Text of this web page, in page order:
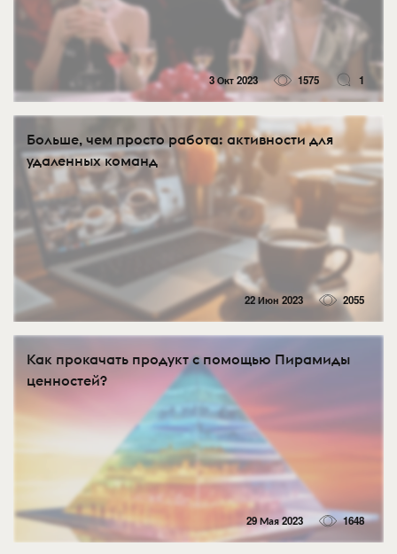
3 Окт 2023 1575 1
Больше, чем просто работа: активности для
удаленных команд
22 Июн 2023 2055
Как прокачать продукт с помощью Пирамиды
ценностей?
29 Мая 2023 1648